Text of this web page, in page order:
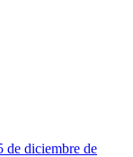
de diciembre de